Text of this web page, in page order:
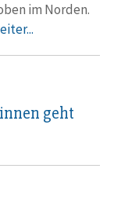
im Norden.
geht